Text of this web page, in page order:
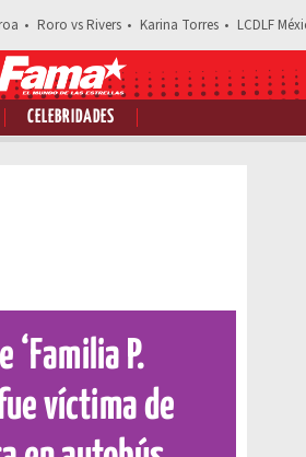
Roro vs Rivers Karina Torres LCDLF
CELEBRIDADES
Comparte esta noticia
‘Familia P.
víctima de